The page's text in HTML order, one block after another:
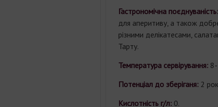
Гастрономічна поєднуваність:
для аперитиву, а також
різними делікатесами,
Тарту.
Температура сервірування:8-
Потенціал до зберіганя:2
Кислотність г/л:0.